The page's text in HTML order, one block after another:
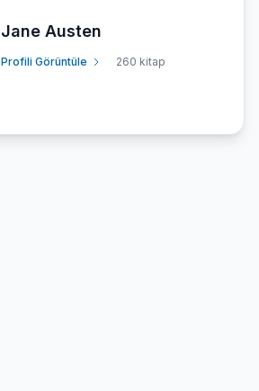
Jane Austen
Profili Görüntüle 260 kitap